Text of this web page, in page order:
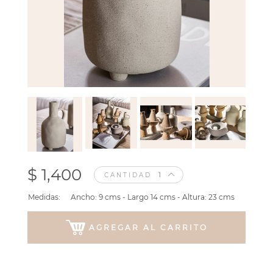
$ 1,400 CANTIDAD
Medidas: Ancho: 9 cms - Largo 14 cms - Altura: 23 cms
AGREGAR AL CARRITO